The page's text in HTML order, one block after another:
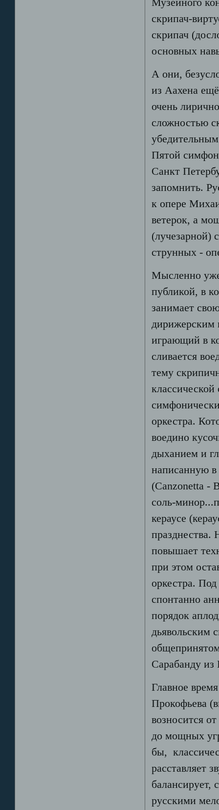
Музейного
скрипач-
скрипач
основных
А они,
из Аахена
очень
сложностью
Пятой
Санкт
запомнить.
к опере
ветерок, а
(лучезарной)
струнных -
Мысленно
публикой, в
занимает
дирижерским
играющий в
сливается
тему
классической
оркестра.
воедино
дыханием и
написанную
(Canzonetta -
соль-
кераусе
повышает
при этом
оркестра.
спонтанно
порядок
дьявольским
Сарабанду
Главное
Прокофьева
возносится
до мощных
бы,
расставляет
балансирует,
русскими